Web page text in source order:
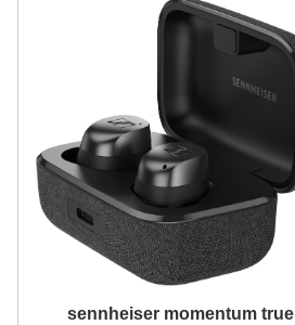
sennheiser momentum true